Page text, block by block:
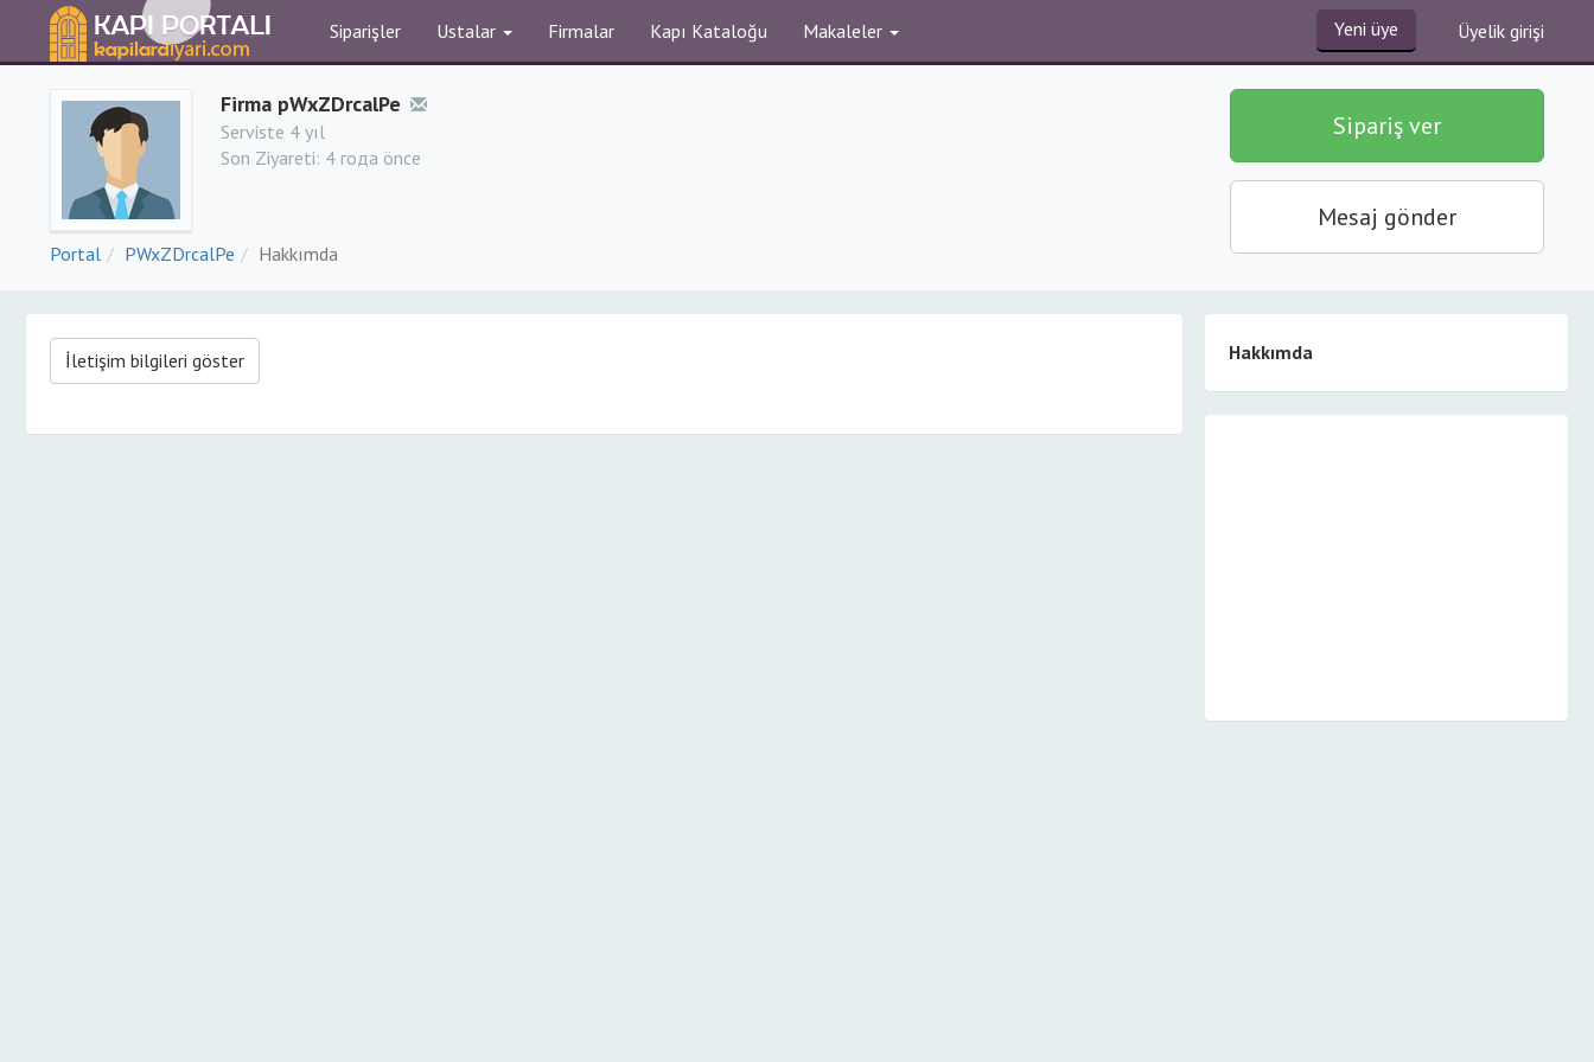
Siparişler Ustalar Firmalar Kapı Kataloğu Makaleler Yeni üye Üyelik girişi
Firma pWxZDrcalPe
Serviste 4 yıl
Son Ziyareti: 4 года önce
Portal PWxZDrcalPe Hakkımda
Sipariş ver
Mesaj gönder
İletişim bilgileri göster Hakkımda